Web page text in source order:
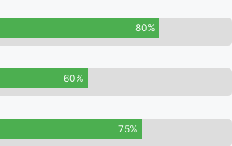
80%
60%
75%